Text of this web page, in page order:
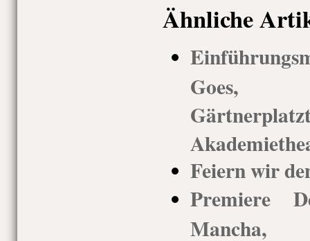
Ähnliche
Goes,
Feiern wir
Premiere